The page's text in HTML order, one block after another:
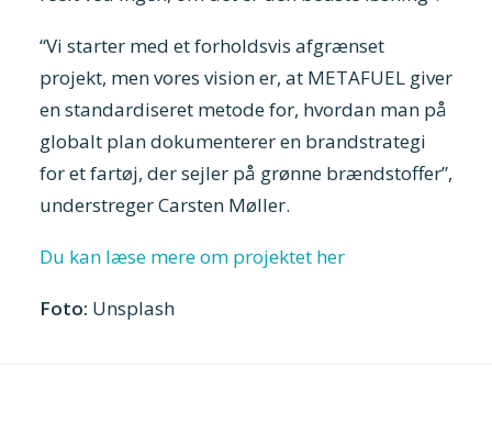
“Vi starter med et forholdsvis afgrænset
projekt, men vores vision er, at METAFUEL giver
en standardiseret metode for, hvordan man på
globalt plan dokumenterer en brandstrategi
for et fartøj, der sejler på grønne brændstoffer”,
understreger Carsten Møller.
Du kan læse mere om projektet her
Foto: Unsplash